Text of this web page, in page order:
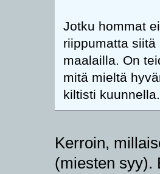
Jotku hommat
riippumatta
maalailla. On
mitä mieltä
kiltisti kuunnella.
Kerroin,
(miesten syy).